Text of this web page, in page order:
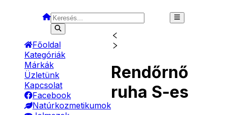
Főoldal
Kategóriák
Márkák
Üzletünk
Kapcsolat
Facebook
Natúrkozmetikumok
Rendőrnő
ruha S-es